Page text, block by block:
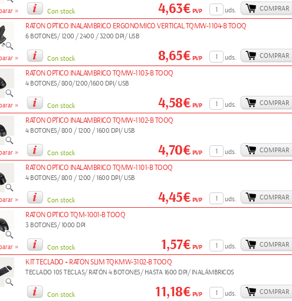
» Con stock uds. COMPRAR
4,63€PVP
»
RATON OPTICO INALAMBRICO ERGONOMICO VERTICAL TQMW-1104-B TOOQ
6 BOTONES/ 1200 / 2400 / 3200 DPI/ USB
Con stock uds. COMPRAR
8,65€PVP
»
RATON OPTICO INALAMBRICO TQMW-1103-B TOOQ
4 BOTONES/ 800/1200/1600 DPI/ USB
Con stock uds. COMPRAR
4,58€PVP
»
RATON OPTICO INALAMBRICO TQMW-1102-B TOOQ
4 BOTONES/ 800 / 1200 / 1600 DPI/ USB
Con stock uds. COMPRAR
4,70€PVP
»
RATON OPTICO INALAMBRICO TQMW-1101-B TOOQ
4 BOTONES/ 800 / 1200 / 1600 DPI/ USB
Con stock uds. COMPRAR
4,45€PVP
»
RATON OPTICO TQM-1001-B TOOQ
3 BOTONES/ 1000 DPI
Con stock uds. COMPRAR
1,57€PVP
KIT TECLADO + RATON SLIM TQKMW-3102-B TOOQ
TECLADO 105 TECLAS/ RATÓN 4 BOTONES/ HASTA 1600 DPI/ INALÁMBRICOS
Con stock uds. COMPRAR
11,18€PVP